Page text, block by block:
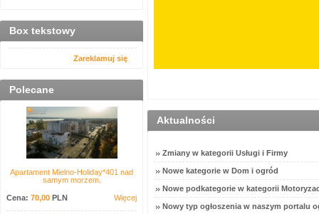
Box tekstowy
Zareklamuj się
Polecane
Apartament Mielno-Holiday*401 nad
samym morzem.
Cena: 70,00 PLN Więcej
Aktualności
Zmiany w kategorii Usługi i Firmy
Nowe kategorie w Dom i ogród
Nowe podkategorie w kategorii
Nowy typ ogłoszenia w naszym portalu